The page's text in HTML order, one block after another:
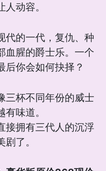
动容。
代的一代，复仇、种
血腥的爵士乐。一个
后你会如何抉择？
三杯不同年份的威士
味道。
接拥有三代人的沉浮
了。